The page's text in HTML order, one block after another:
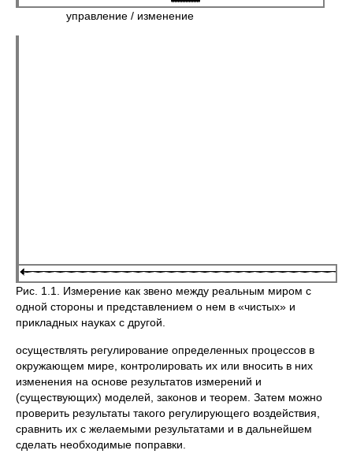
управление / изменение
Рис. 1.1. Измерение как звено между реальным миром с
одной стороны и представлением о нем в «чистых» и
прикладных науках с другой.
осуществлять регулирование определенных процессов в
окружающем мире, контролировать их или вносить в них
изменения на основе результатов из­мерений и
(существующих) моделей, законов и теорем. Затем можно
прове­рить результаты такого регулирующего воздействия,
сравнить их с желае­мыми результатами и в дальнейшем
сделать необходимые поправки.